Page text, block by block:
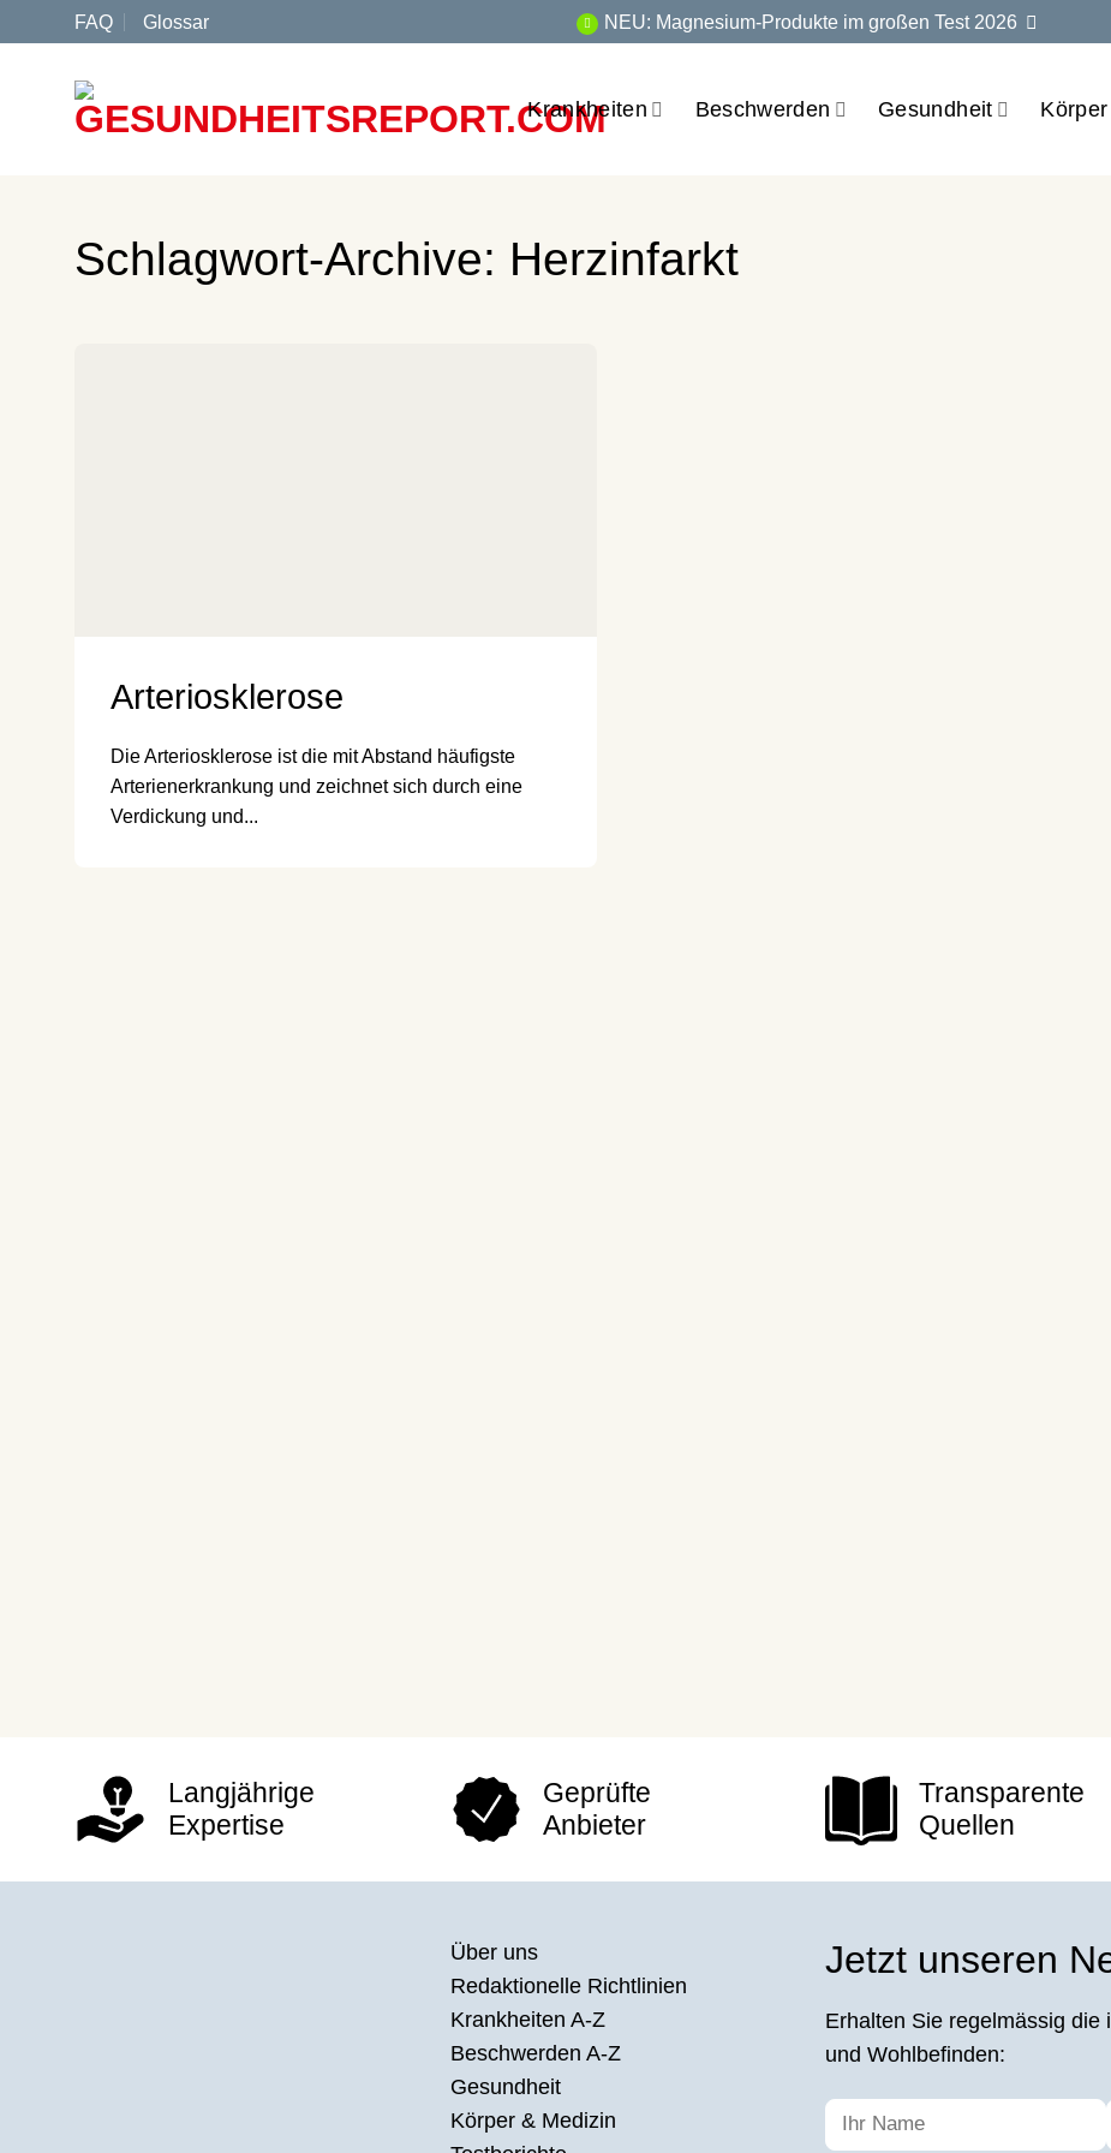
Inhalt
springen
FAQ Glossar NEU: Magnesium-Produkte im großen Test 2026
Krankheiten Beschwerden Gesundheit
Schlagwort-Archive: Herzinfarkt
Arteriosklerose
Die Arteriosklerose ist die mit Abstand häufigste
Arterienerkrankung und zeichnet sich durch eine
Verdickung und...
Langjährige
Expertise
Geprüfte
Anbieter
Transparente
Quellen
Über uns
Redaktionelle Richtlinien
Krankheiten A-Z
Beschwerden A-Z
Gesundheit
Körper & Medizin
Jetzt unseren
Erhalten Sie regelmässig die
und Wohlbefinden: